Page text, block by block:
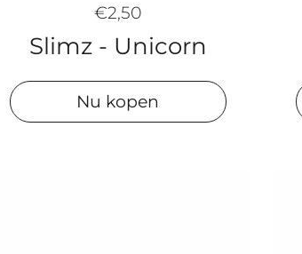
€2,50
Slimz - Unicorn
Nu kopen